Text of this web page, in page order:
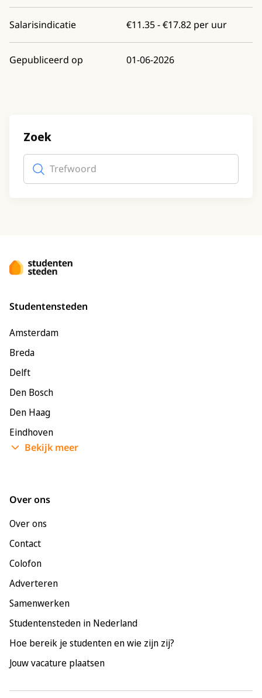
Salarisindicatie €11.35 - €17.82 per uur
Gepubliceerd op 01-06-2026
Zoek
Trefwoord
Studentensteden
Amsterdam
Breda
Delft
Den Bosch
Den Haag
Eindhoven
Enschede
Bekijk meer
Over ons
Over ons
Contact
Colofon
Adverteren
Samenwerken
Studentensteden in Nederland
Hoe bereik je studenten en wie zijn zij?
Jouw vacature plaatsen